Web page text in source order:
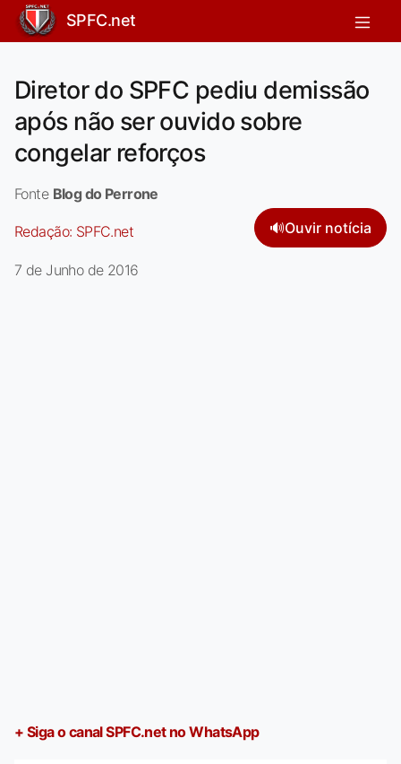
SPFC.net
Diretor do SPFC pediu demissão
após não ser ouvido sobre
congelar reforços
Fonte Blog do Perrone
Redação: SPFC.net 🔊Ouvir notícia
7 de Junho de 2016
+ Siga o canal SPFC.net no WhatsApp